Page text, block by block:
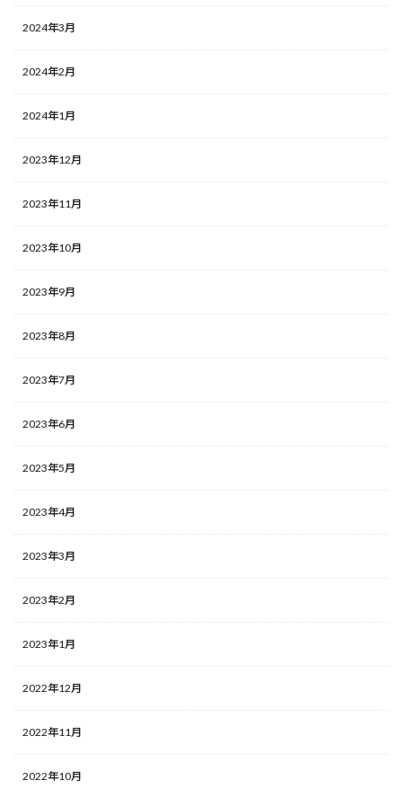
2024年3月
2024年2月
2024年1月
2023年12月
2023年11月
2023年10月
2023年9月
2023年8月
2023年7月
2023年6月
2023年5月
2023年4月
2023年3月
2023年2月
2023年1月
2022年12月
2022年11月
2022年10月